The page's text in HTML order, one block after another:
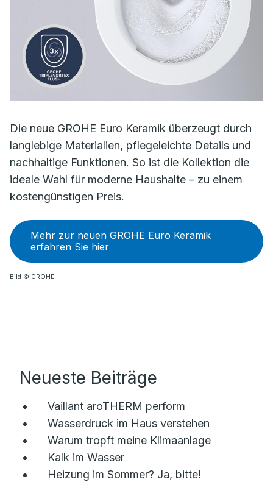
Die neue GROHE Euro Keramik überzeugt durch
langlebige Materialien, pflegeleichte Details und
nachhaltige Funktionen. So ist die Kollektion die
ideale Wahl für moderne Haushalte – zu einem
kostengünstigen Preis.
Mehr zur neuen GROHE Euro Keramik
erfahren Sie hier
Bild © GROHE
Neueste Beiträge
Vaillant aroTHERM perform
Wasserdruck im Haus verstehen
Warum tropft meine Klimaanlage
Kalk im Wasser
Heizung im Sommer? Ja, bitte!